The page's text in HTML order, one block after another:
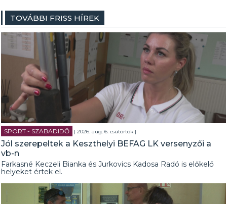
TOVÁBBI FRISS HÍREK
SPORT - SZABADIDŐ | 2026. aug. 6. csütörtök |
Jól szerepeltek a Keszthelyi BEFAG LK versenyzői a
vb-n
Farkasné Keczeli Bianka és Jurkovics Kadosa Radó is előkelő
helyeket értek el.